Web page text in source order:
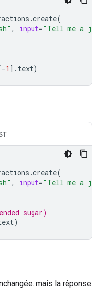
.create(
, input="Tell me a
-1 ] . text)
.create(
, input="Tell me a
sugar)
)
mais la réponse